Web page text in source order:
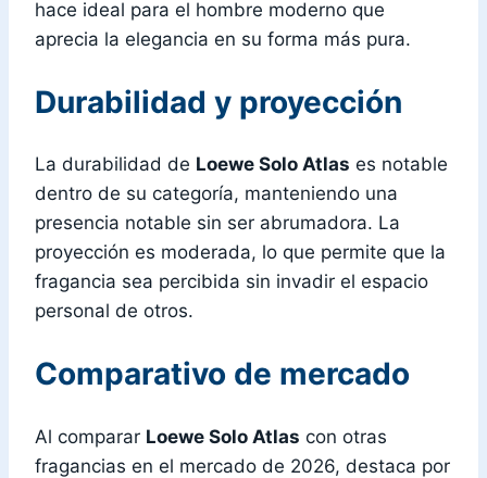
hace ideal para el hombre moderno que
aprecia la elegancia en su forma más pura.
Durabilidad y proyección
La durabilidad de Loewe Solo Atlas es notable
dentro de su categoría, manteniendo una
presencia notable sin ser abrumadora. La
proyección es moderada, lo que permite que la
fragancia sea percibida sin invadir el espacio
personal de otros.
Comparativo de mercado
Al comparar Loewe Solo Atlas con otras
fragancias en el mercado de 2026, destaca por